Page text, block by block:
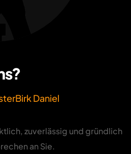
Birk Daniel
zuverlässig und gründlich
an Sie.